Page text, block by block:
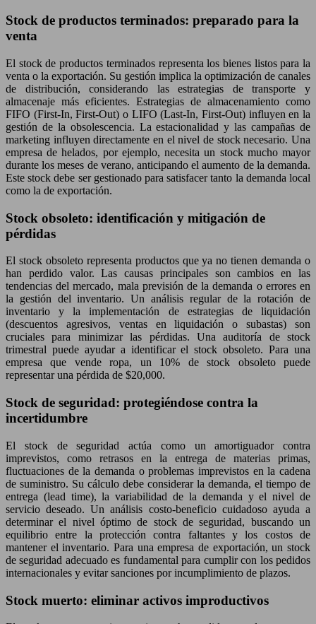
Stock de productos terminados: preparado para la
venta
El stock de productos terminados representa los bienes listos para la
venta o la exportación. Su gestión implica la optimización de canales
de distribución, considerando las estrategias de transporte y
almacenaje más eficientes. Estrategias de almacenamiento como
FIFO (First-In, First-Out) o LIFO (Last-In, First-Out) influyen en la
gestión de la obsolescencia. La estacionalidad y las campañas de
marketing influyen directamente en el nivel de stock necesario. Una
empresa de helados, por ejemplo, necesita un stock mucho mayor
durante los meses de verano, anticipando el aumento de la demanda.
Este stock debe ser gestionado para satisfacer tanto la demanda local
como la de exportación.
Stock obsoleto: identificación y mitigación de
pérdidas
El stock obsoleto representa productos que ya no tienen demanda o
han perdido valor. Las causas principales son cambios en las
tendencias del mercado, mala previsión de la demanda o errores en
la gestión del inventario. Un análisis regular de la rotación de
inventario y la implementación de estrategias de liquidación
(descuentos agresivos, ventas en liquidación o subastas) son
cruciales para minimizar las pérdidas. Una auditoría de stock
trimestral puede ayudar a identificar el stock obsoleto. Para una
empresa que vende ropa, un 10% de stock obsoleto puede
representar una pérdida de $20,000.
Stock de seguridad: protegiéndose contra la
incertidumbre
El stock de seguridad actúa como un amortiguador contra
imprevistos, como retrasos en la entrega de materias primas,
fluctuaciones de la demanda o problemas imprevistos en la cadena
de suministro. Su cálculo debe considerar la demanda, el tiempo de
entrega (lead time), la variabilidad de la demanda y el nivel de
servicio deseado. Un análisis costo-beneficio cuidadoso ayuda a
determinar el nivel óptimo de stock de seguridad, buscando un
equilibrio entre la protección contra faltantes y los costos de
mantener el inventario. Para una empresa de exportación, un stock
de seguridad adecuado es fundamental para cumplir con los pedidos
internacionales y evitar sanciones por incumplimiento de plazos.
Stock muerto: eliminar activos improductivos